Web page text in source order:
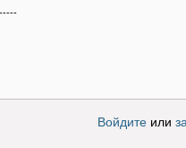
Войдитеили